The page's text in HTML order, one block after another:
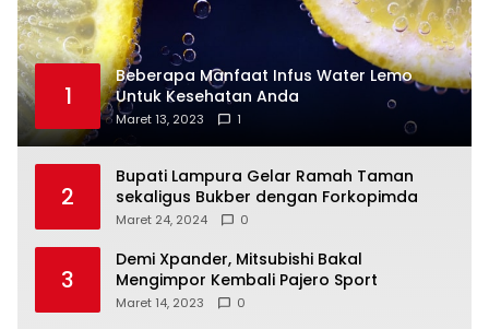
1
Beberapa Manfaat Infus Water Lemo
Untuk Kesehatan Anda
Maret 13, 2023 1
2
Bupati Lampura Gelar Ramah Taman
sekaligus Bukber dengan Forkopimda
Maret 24, 2024 0
3
Demi Xpander, Mitsubishi Bakal
Mengimpor Kembali Pajero Sport
Maret 14, 2023 0